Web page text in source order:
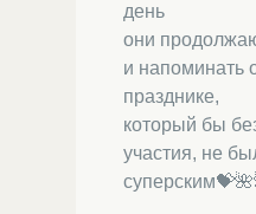
день
они
и напоминать
празднике,
который бы
участия, не